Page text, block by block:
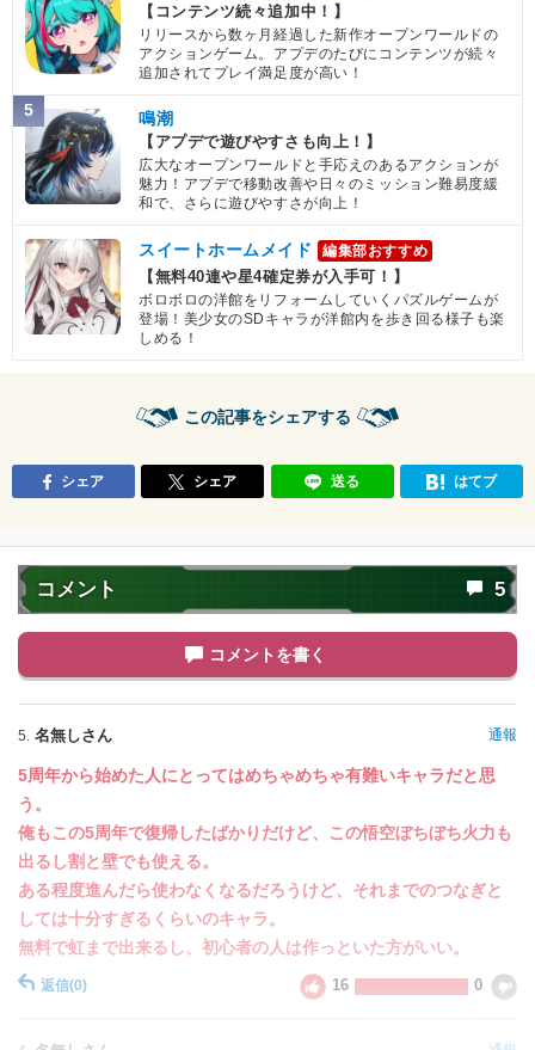
七夕ブルーコンビ
9.5 /10
【一致するリンクスキル(
超サイヤ人
神戦士
かめはめ波
臨戦態勢
親子の絆
神次元
孫悟空の系譜
亀仙流
体得した進化
親友の絆
超サイヤ人を超えた力
地球育ちの戦士
かめはめ波
ゴッド悟空
【発動リンク効果】 ※発動条件あり
・
超サイヤ人
かめはめ波
驚異的なスピード
神の次元
【一致するカテゴリー(10)】
超サイヤ人を超えた力
親子の絆
地球育ちの戦士
ゴッド悟空
2.0 /10点
【発動リンク効果】 ※発動条件あり
神の次元
【一致するカテゴリー(
神次元
純粋サイヤ人
孫悟空の系譜
親友の絆
高速戦闘
超サイヤ人を超えた力
親子の絆
【コンテンツ続々追加中！】
リリースから数ヶ月経過した新作オープンワールドの
アクションゲーム。アプデのたびにコンテンツが続々
追加されてプレイ満足度が高い！
5 鳴潮
【アプデで遊びやすさも向上！】
広大なオープンワールドと手応えのあるアクションが
魅力！アプデで移動改善や日々のミッション難易度緩
和で、さらに遊びやすさが向上！
スイートホームメイド 編集部おすすめ
【無料40連や星4確定券が入手可！】
ボロボロの洋館をリフォームしていくパズルゲームが
登場！美少女のSDキャラが洋館内を歩き回る様子も楽
しめる！
この記事をシェアする
シェア シェア 送る はてブ
コメント 5
コメントを書く
5. 名無しさん 通報
5周年から始めた人にとってはめちゃめちゃ有難いキャラだと思
う。
俺もこの5周年で復帰したばかりだけど、この悟空ぼちぼち火力も
出るし割と壁でも使える。
ある程度進んだら使わなくなるだろうけど、それまでのつなぎと
しては十分すぎるくらいのキャラ。
無料で虹まで出来るし、初心者の人は作っといた方がいい。
返信(0) 16 0